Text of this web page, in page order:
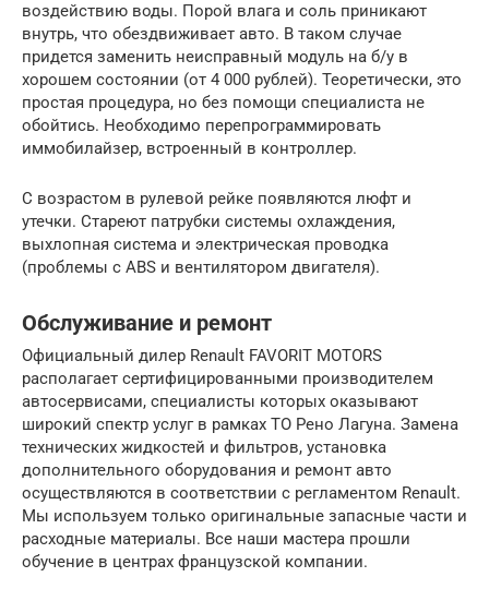
воздействию воды. Порой влага и соль приникают
внутрь, что обездвиживает авто. В таком случае
придется заменить неисправный модуль на б/у в
хорошем состоянии (от 4 000 рублей). Теоретически, это
простая процедура, но без помощи специалиста не
обойтись. Необходимо перепрограммировать
иммобилайзер, встроенный в контроллер.
С возрастом в рулевой рейке появляются люфт и
утечки. Стареют патрубки системы охлаждения,
выхлопная система и электрическая проводка
(проблемы с ABS и вентилятором двигателя).
Обслуживание и ремонт
Официальный дилер Renault FAVORIT MOTORS
располагает сертифицированными производителем
автосервисами, специалисты которых оказывают
широкий спектр услуг в рамках ТО Рено Лагуна. Замена
технических жидкостей и фильтров, установка
дополнительного оборудования и ремонт авто
осуществляются в соответствии с регламентом Renault.
Мы используем только оригинальные запасные части и
расходные материалы. Все наши мастера прошли
обучение в центрах французской компании.